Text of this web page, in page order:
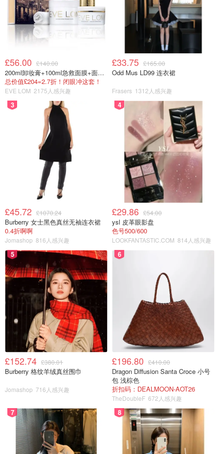
£56.00 £140.00
200ml卸妆膏+100ml急救面膜+面霜+洁颜布
总价值£204=2.7折！闭眼冲这套！
EVE LOM 2175人感兴趣
£33.75 £165.00
Odd Mus LD99 连衣裙
Frasers 1312人感兴趣
3
£45.72 £1070.24
Burberry 女士黑色真丝无袖连衣裙
0.4折啊啊
Jomashop 816人感兴趣
4
£29.86 £54.00
ysl 皮革眼影盘
色号500/600
LOOKFANTASTIC.COM 814人感兴趣
5
£152.74 £380.01
Burberry 格纹羊绒真丝围巾
Jomashop 716人感兴趣
6
£196.80 £410.00
Dragon Diffusion Santa Croce 小号
包 浅棕色
折扣码：DEALMOON-AOT26
TheDoubleF 672人感兴趣
7 8